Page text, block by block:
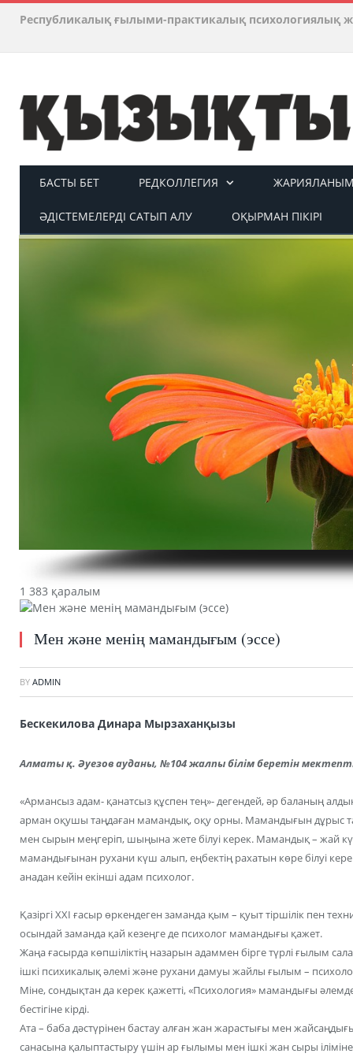
Республикалық ғылыми-практикалық психологиялық
БАСТЫ БЕТ РЕДКОЛЛЕГИЯ ЖАРИЯЛАНЫМ
ӘДІСТЕМЕЛЕРДІ САТЫП АЛУ ОҚЫРМАН ПІКІРІ
1 383 қаралым
Мен және менің мамандығым (эссе)
BY ADMIN
Бескекилова Динара Мырзаханқызы
Алматы қ. Әуезов ауданы, №104 жалпы білім беретін
«Армансыз адам- қанатсыз құспен тең»- дегендей, әр баланың
арман оқушы таңдаған мамандық, оқу орны. Мамандығын дұрыс
мен сырын меңгеріп, шыңына жете білуі керек. Мамандық – жай
мамандығынан рухани күш алып, еңбектің рахатын көре білуі
анадан кейін екінші адам психолог.
Қазіргі ХХІ ғасыр өркендеген заманда қым – қуыт тіршілік пен
осындай заманда қай кезеңге де психолог мамандығы қажет.
Жаңа ғасырда көпшіліктің назарын адаммен бірге түрлі ғылым
ішкі психикалық әлемі және рухани дамуы жайлы ғылым –
Міне, сондықтан да керек қажетті, «Психология» мамандығы
бестігіне кірді.
Ата – баба дәстүрінен бастау алған жан жарастығы мен
санасына қалыптастыру үшін ар ғылымы мен ішкі жан сыры